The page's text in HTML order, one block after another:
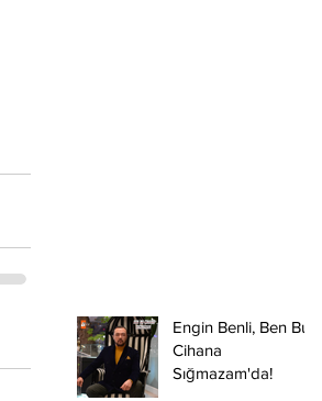
Engin Benli, Ben Bu
Cihana
Sığmazam'da!